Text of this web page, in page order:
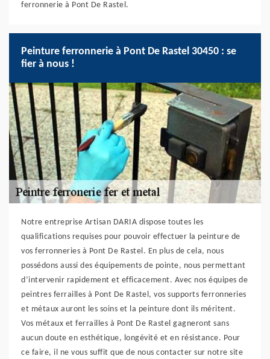
ferronnerie à Pont De Rastel.
Peinture ferronnerie à Pont De Rastel 30450 : se
fier à nous !
Notre entreprise Artisan DARIA dispose toutes les
qualifications requises pour pouvoir effectuer la peinture de
vos ferronneries à Pont De Rastel. En plus de cela, nous
possédons aussi des équipements de pointe, nous permettant
d’intervenir rapidement et efficacement. Avec nos équipes de
peintres ferrailles à Pont De Rastel, vos supports ferronneries
et métaux auront les soins et la peinture dont ils méritent.
Vos métaux et ferrailles à Pont De Rastel gagneront sans
aucun doute en esthétique, longévité et en résistance. Pour
ce faire, il ne vous suffit que de nous contacter sur notre site